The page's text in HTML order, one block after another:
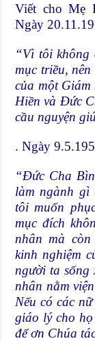
Viết cho Mẹ
Ngày
“Vì tôi
mục triều,
của một
Hiền và Đức
cầu nguyện
. Ngày
“Đức Cha
làm ngành
tôi muốn
mục đích
nhân mà
kinh nghiệm
người ta sống
nhân nằm
Nếu có các
giáo lý cho
để ơn Chúa